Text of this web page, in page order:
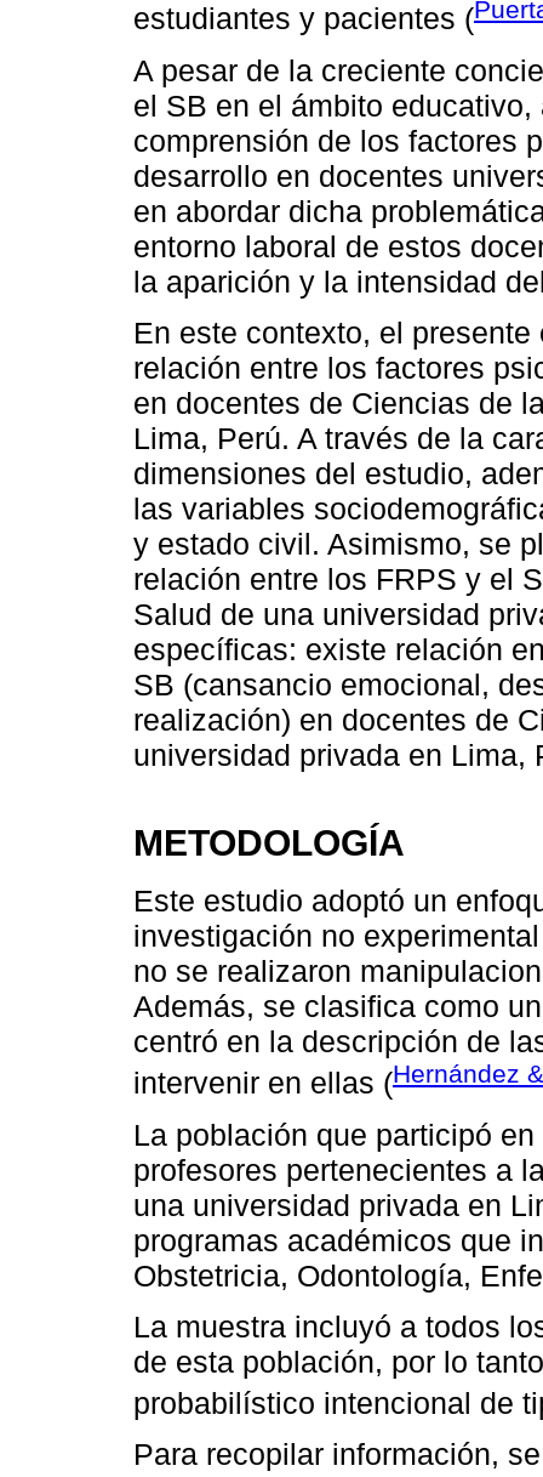
estudiantes y pacientes (
A pesar de la creciente
el SB en el ámbito
comprensión de los factores
desarrollo en docentes
en abordar dicha
entorno laboral de estos
la aparición y la intensidad
En este contexto, el
relación entre los factores
en docentes de Ciencias de
Lima, Perú. A través de la
dimensiones del estudio,
las variables
y estado civil. Asimismo, se
relación entre los FRPS y el
Salud de una universidad
específicas: existe relación
SB (cansancio emocional,
realización) en docentes de
universidad privada en Lima,
METODOLOGÍA
Este estudio adoptó un
investigación no
no se realizaron
Además, se clasifica como
centró en la descripción de
intervenir en ellas (Hernández
La población que participó
profesores pertenecientes a
una universidad privada en
programas académicos que
Obstetricia, Odontología,
La muestra incluyó a todos
de esta población, por lo
probabilístico intencional de
Para recopilar información,